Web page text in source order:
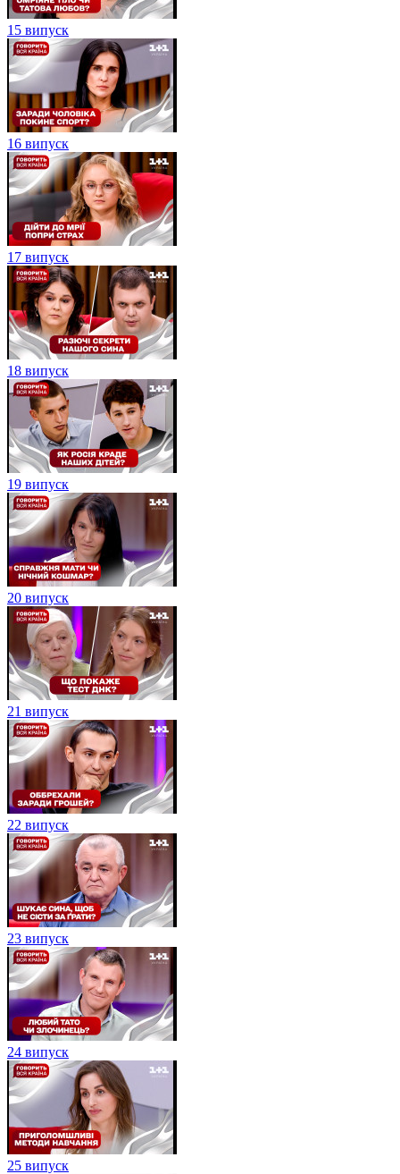
15 випуск
16 випуск
17 випуск
18 випуск
19 випуск
20 випуск
21 випуск
22 випуск
23 випуск
24 випуск
25 випуск